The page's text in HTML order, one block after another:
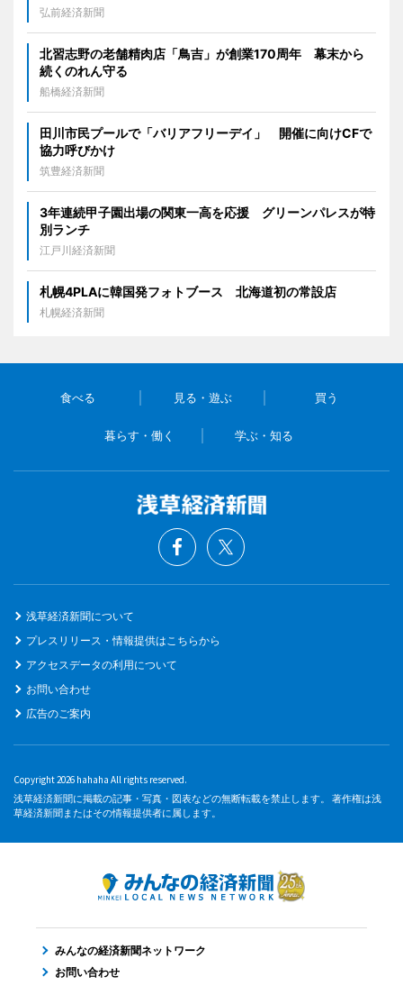
弘前経済新聞
北習志野の老舗精肉店「鳥吉」が創業170周年 幕末から
続くのれん守る
船橋経済新聞
田川市民プールで「バリアフリーデイ」 開催に向けCFで
協力呼びかけ
筑豊経済新聞
3年連続甲子園出場の関東一高を応援 グリーンパレスが特
別ランチ
江戸川経済新聞
札幌4PLAに韓国発フォトブース 北海道初の常設店
札幌経済新聞
食べる 見る・遊ぶ 買う
暮らす・働く 学ぶ・知る
浅草経済新聞について
プレスリリース・情報提供はこちらから
アクセスデータの利用について
お問い合わせ
広告のご案内
Copyright 2026 hahaha All rights reserved.
浅草経済新聞に掲載の記事・写真・図表などの無断転載を禁止します。 著作権は浅
草経済新聞またはその情報提供者に属します。
みんなの経済新聞ネットワーク
お問い合わせ